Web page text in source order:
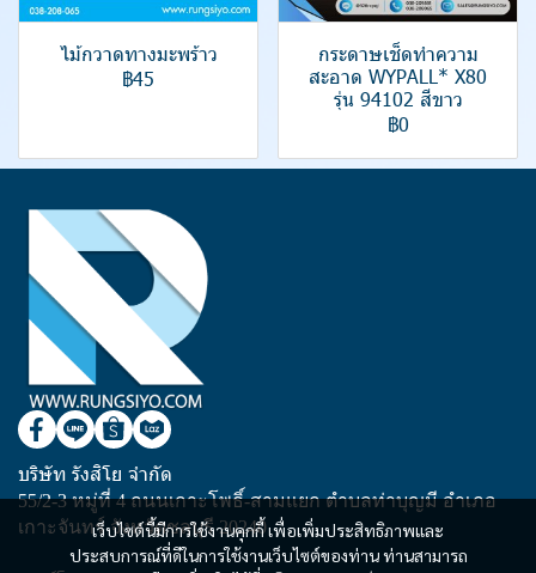
ไม้กวาดทางมะพร้าว
฿45
กระดาษเช็ดทำความ
สะอาด WYPALL* X80
รุ่น 94102 สีขาว
฿0
เว็บไซต์นี้มีการใช้งานคุกกี้ เพื่อเพิ่มประสิทธิภาพและ
ประสบการณ์ที่ดีในการใช้งานเว็บไซต์ของท่าน ท่านสามารถ
บริษัท รังสิโย จำกัด
55/2-3 หมู่ที่ 4 ถนนเกาะโพธิ์-สามแยก ตำบลท่าบุญมี อำเภอ
เกาะจันทร์ จังหวัดชลบุรี 20240